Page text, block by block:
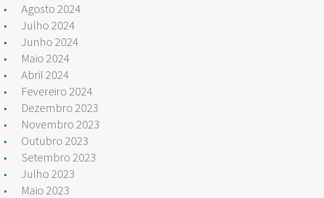
Agosto 2024
Julho 2024
Junho 2024
Maio 2024
Abril 2024
Fevereiro 2024
Dezembro 2023
Novembro 2023
Outubro 2023
Setembro 2023
Julho 2023
Maio 2023